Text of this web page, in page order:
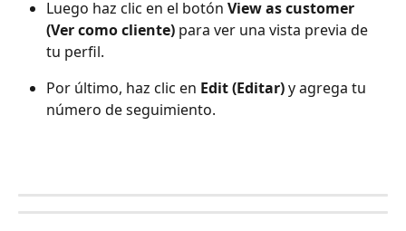
Luego haz clic en el botón View as customer
(Ver como cliente) para ver una vista previa de
tu perfil.
Por último, haz clic en Edit (Editar) y agrega tu
número de seguimiento.